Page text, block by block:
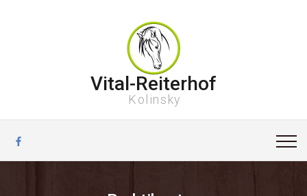
Vital-Reiterhof
Kolinsky